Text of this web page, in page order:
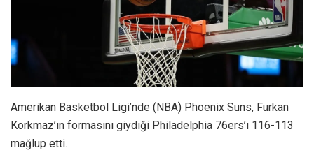
Amerikan Basketbol Ligi’nde (NBA) Phoenix Suns, Furkan
Korkmaz’ın formasını giydiği Philadelphia 76ers’ı 116-113
mağlup etti.